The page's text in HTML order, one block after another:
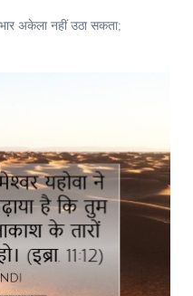
अकेला नहीं उठा सकता;